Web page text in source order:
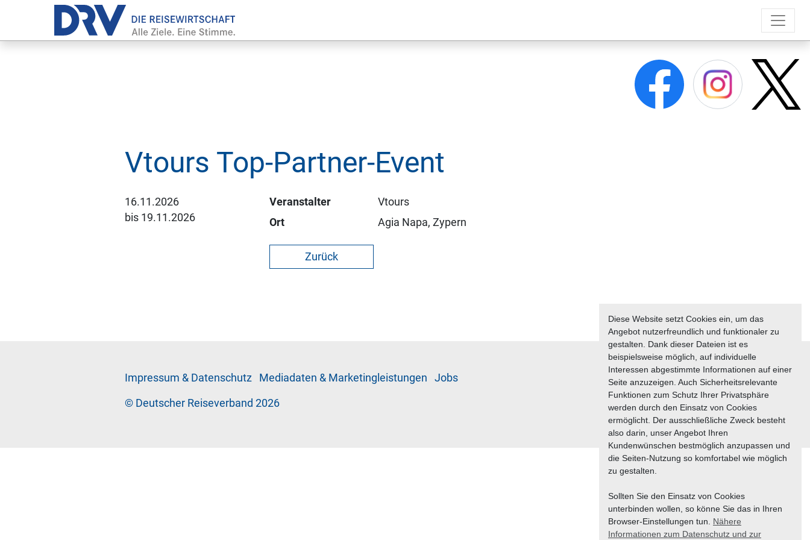
Diese Website setzt Cookies ein, um das
Angebot nutzerfreundlich und funktionaler zu
gestalten. Dank dieser Dateien ist es
beispielsweise möglich, auf individuelle
Interessen abgestimmte Informationen auf einer
Seite anzuzeigen. Auch Sicherheitsrelevante
Funktionen zum Schutz Ihrer Privatsphäre
werden durch den Einsatz von Cookies
ermöglicht. Der ausschließliche Zweck besteht
also darin, unser Angebot Ihren
Kundenwünschen bestmöglich anzupassen und
die Seiten-Nutzung so komfortabel wie möglich
zu gestalten.
Sollten Sie den Einsatz von Cookies
unterbinden wollen, so könne Sie das in Ihren
Browser-Einstellungen tun. Nähere
Informationen zum Datenschutz und zur
Vtours Top-Partner-Event
16.11.2026
bis 19.11.2026
Veranstalter
Vtours
Ort
Agia Napa, Zypern
Zurück
Im­pres­sum & Da­ten­schutz Me­di­a­da­ten & Mar­ke­ting­leis­tun­gen Jobs
© Deutscher Reiseverband 2026
#reisewirtschaft